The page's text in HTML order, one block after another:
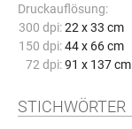
Druckauflösung:
300 dpi: 22 x 33 cm
150 dpi: 44 x 66 cm
72 dpi: 91 x 137 cm
STICHWÖRTER